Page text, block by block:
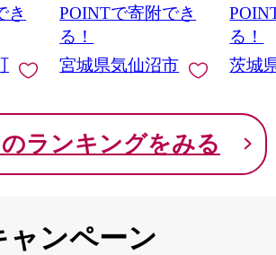
県
ャ
ど
種
き
当 支援 サーモン 銀鮭
切り身 魚 わけあり
POINTで寄附でき
る！
宮城県気仙沼市
茨城
と納
る！
茨城
ランキングをみる
ャンペーン